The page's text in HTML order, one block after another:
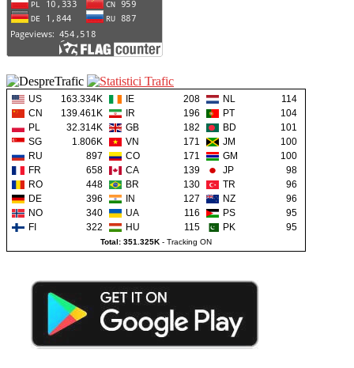
US 163.334K IE 208 NL
114
CN
139.461K IR 196 PT
104
PL
32.314K GB 182 BD
101
SG
1.806K VN 171 JM
100
RU
897 CO 171 GM
100
FR
658 CA 139 JP
98
RO
448 BR 130 TR
96
DE
396 IN 127 NZ
96
NO
340 UA 116 PS
95
FI
322 HU 115 PK 95
Total: 351.325K - Tracking ON